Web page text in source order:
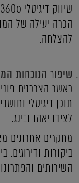
הכרה יעילה של
להצלחה.
שיפור הנוכחות
כאשר הצרכנים
תוכן דיגיטלי
לצידו יאהו ובינג.
השירותים